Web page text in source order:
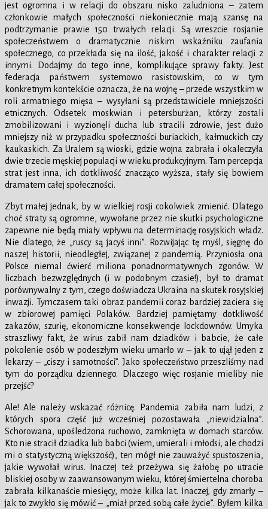
jest ogromna i w relacji do obszaru nisko zaludniona – zatem
członkowie małych społeczności niekoniecznie mają szansę na
podtrzymanie prawie 150 trwałych relacji. Są wreszcie rosjanie
społeczeństwem o dramatycznie niskim wskaźniku zaufania
społecznego, co przekłada się na ilość, jakość i charakter relacji z
innymi. Dodajmy do tego inne, komplikujące sprawy fakty. Jest
federacja państwem systemowo rasistowskim, co w tym
konkretnym kontekście oznacza, że na wojnę – przede wszystkim w
roli armatniego mięsa – wysyłani są przedstawiciele mniejszości
etnicznych. Odsetek moskwian i petersburżan, którzy zostali
zmobilizowani i wyzionęli ducha lub stracili zdrowie, jest dużo
mniejszy niż w przypadku społeczności buriackich, kałmuckich czy
kaukaskich. Za Uralem są wioski, gdzie wojna zabrała i okaleczyła
dwie trzecie męskiej populacji w wieku produkcyjnym. Tam percepcja
strat jest inna, ich dotkliwość znacząco wyższa, stały się bowiem
dramatem całej społeczności.
Zbyt małej jednak, by w wielkiej rosji cokolwiek zmienić. Dlatego
choć straty są ogromne, wywołane przez nie skutki psychologiczne
zapewne nie będą miały wpływu na determinację rosyjskich władz.
Nie dlatego, że „ruscy są jacyś inni”. Rozwijając tę myśl, sięgnę do
naszej historii, nieodległej, związanej z pandemią. Przyniosła ona
Polsce niemal ćwierć miliona ponadnormatywnych zgonów. W
liczbach bezwzględnych (i w podobnym czasie!), był to dramat
porównywalny z tym, czego doświadcza Ukraina na skutek rosyjskiej
inwazji. Tymczasem taki obraz pandemii coraz bardziej zaciera się
w zbiorowej pamięci Polaków. Bardziej pamiętamy dotkliwość
zakazów, szurię, ekonomiczne konsekwencje lockdownów. Umyka
straszliwy fakt, że wirus zabił nam dziadków i babcie, że całe
pokolenie osób w podeszłym wieku umarło w – jak to ujął jeden z
lekarzy – „ciszy i samotności”. Jako społeczeństwo przeszliśmy nad
tym do porządku dziennego. Dlaczego więc rosjanie mieliby nie
przejść?
Ale! Ale należy wskazać różnicę. Pandemia zabiła nam ludzi, z
których spora część już wcześniej pozostawała „niewidzialna”.
Schorowana, upośledzona ruchowo, zamknięta w domach starców.
Kto nie stracił dziadka lub babci (wiem, umierali i młodsi, ale chodzi
mi o statystyczną większość), ten mógł nie zauważyć spustoszenia,
jakie wywołał wirus. Inaczej też przeżywa się żałobę po utracie
bliskiej osoby w zaawansowanym wieku, której śmiertelna choroba
zabrała kilkanaście miesięcy, może kilka lat. Inaczej, gdy zmarły –
jak to zwykło się mówić – „miał przed sobą całe życie”. Byłem kilka